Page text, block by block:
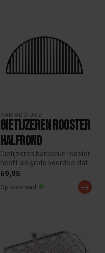
KAMADO JOE
Gietijzeren Rooster
Halfrond
Gietijzeren barbecue rooster
heeft als grote voordeel dat
het bestand is tegen v...
69,95
Op voorraad